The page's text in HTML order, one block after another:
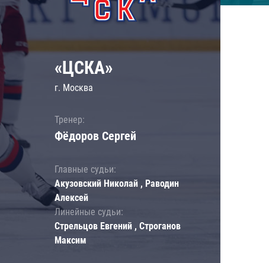
«ЦСКА»
г. Москва
Тренер:
Фёдоров Сергей
Главные судьи:
Акузовский Николай , Раводин
Алексей
Линейные судьи:
Стрельцов Евгений , Строганов
Максим